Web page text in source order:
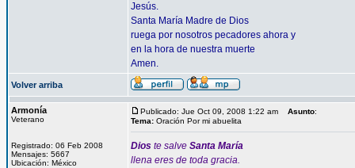
Jesús.
Santa María Madre de Dios
ruega por nosotros pecadores ahora y
en la hora de nuestra muerte
Amen.
Volver arriba
Armonía
Veterano
Registrado: 06 Feb 2008
Mensajes: 5667
Ubicación: México
Publicado: Jue Oct 09, 2008 1:22 am Asunto:
Tema: Oración Por mi abuelita
Dios te salve Santa María
llena eres de toda gracia.